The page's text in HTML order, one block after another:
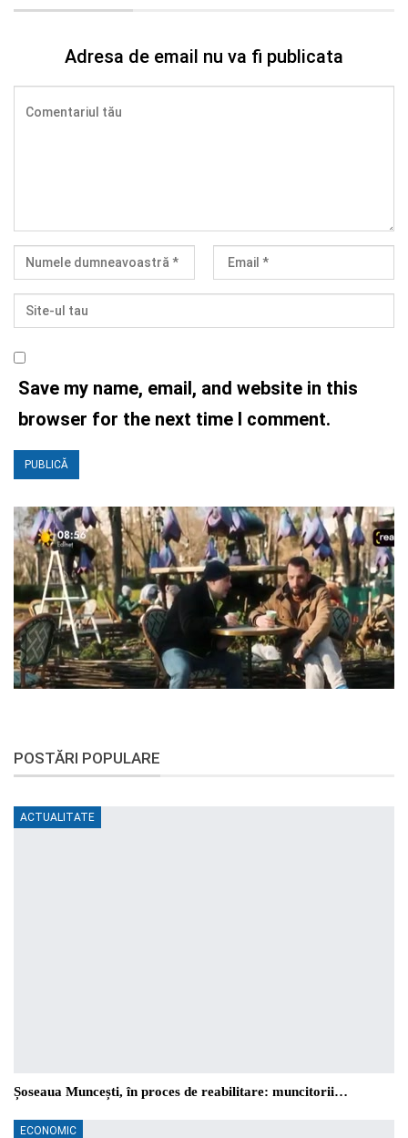
Adresa de email nu va fi publicata
Save my name, email, and website in this
browser for the next time I comment.
POSTĂRI POPULARE
ACTUALITATE
Șoseaua Muncești, în proces de reabilitare: muncitorii…
ECONOMIC